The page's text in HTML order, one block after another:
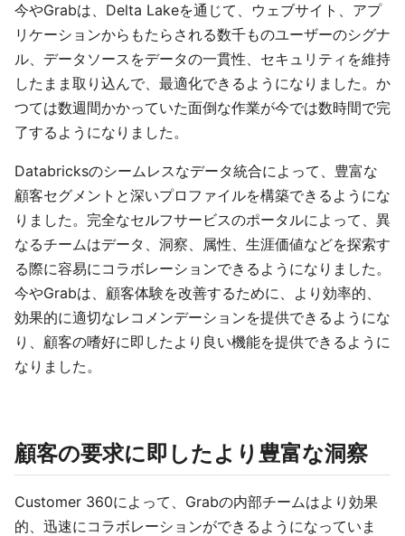
今やGrabは、Delta Lakeを通じて、ウェブサイト、アプ
リケーションからもたらされる数千ものユーザーのシグナ
ル、データソースをデータの一貫性、セキュリティを維持
したまま取り込んで、最適化できるようになりました。か
つては数週間かかっていた面倒な作業が今では数時間で完
了するようになりました。
Databricksのシームレスなデータ統合によって、豊富な
顧客セグメントと深いプロファイルを構築できるようにな
りました。完全なセルフサービスのポータルによって、異
なるチームはデータ、洞察、属性、生涯価値などを探索す
る際に容易にコラボレーションできるようになりました。
今やGrabは、顧客体験を改善するために、より効率的、
効果的に適切なレコメンデーションを提供できるようにな
り、顧客の嗜好に即したより良い機能を提供できるように
なりました。
顧客の要求に即したより豊富な洞察
Customer 360によって、Grabの内部チームはより効果
的、迅速にコラボレーションができるようになっていま